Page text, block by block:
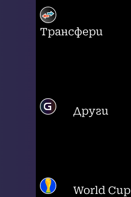
Трансфери
Други
World Cup